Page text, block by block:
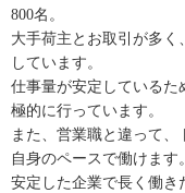
800名。
大手荷主とお取引が多
しています。
仕事量が安定しているた
極的に行っています。
また、営業職と違って
自身のペースで働けます。
安定した企業で長く働き